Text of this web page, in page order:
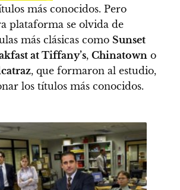
más conocidos. Pero
plataforma se olvida de
más clásicas como Sunset
at Tiffany’s, Chinatown o
, que formaron al estudio,
los títulos más conocidos.